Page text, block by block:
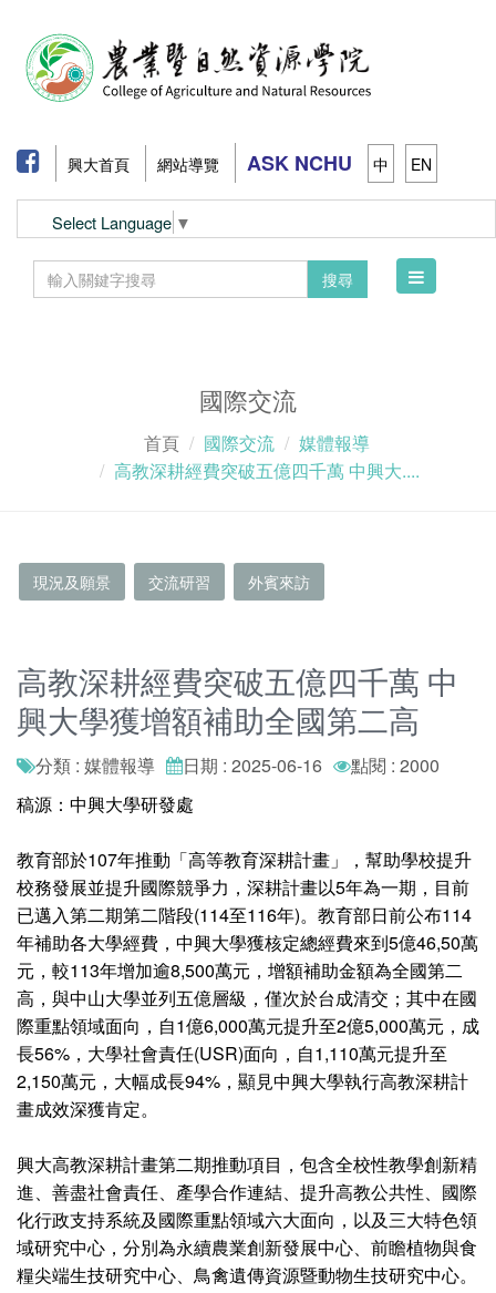
興大首頁 網站導覽 ASK NCHU 中 EN
Select Language ▼
搜尋
Toggle
國際交流
首頁 國際交流
媒體報導
高教深耕經費突破五億四千萬 中興大....
現況及願景 交流研習 外賓來訪
高教深耕經費突破五億四千萬 中
興大學獲增額補助全國第二高
分類 : 媒體報導 日期 : 2025-06-16
點閱 : 2000
稿源：中興大學研發處
教育部於107年推動「高等教育深耕計畫」，幫助學校提升
校務發展並提升國際競爭力，深耕計畫以5年為一期，目前
已邁入第二期第二階段(114至116年)。教育部日前公布114
年補助各大學經費，中興大學獲核定總經費來到5億46,50萬
元，較113年增加逾8,500萬元，增額補助金額為全國第二
高，與中山大學並列五億層級，僅次於台成清交；其中在國
際重點領域面向，自1億6,000萬元提升至2億5,000萬元，成
長56%，大學社會責任(USR)面向，自1,110萬元提升至
2,150萬元，大幅成長94%，顯見中興大學執行高教深耕計
畫成效深獲肯定。
興大高教深耕計畫第二期推動項目，包含全校性教學創新精
進、善盡社會責任、產學合作連結、提升高教公共性、國際
化行政支持系統及國際重點領域六大面向，以及三大特色領
域研究中心，分別為永續農業創新發展中心、前瞻植物與食
糧尖端生技研究中心、鳥禽遺傳資源暨動物生技研究中心。